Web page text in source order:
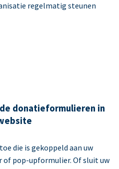
regelmatig steunen
donatieformulieren in
die is gekoppeld aan uw
pop-upformulier. Of sluit uw